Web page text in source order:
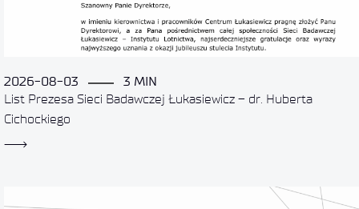
2026-08-03
3 MIN
List Prezesa Sieci Badawczej Łukasiewicz – dr. Huberta
Cichockiego